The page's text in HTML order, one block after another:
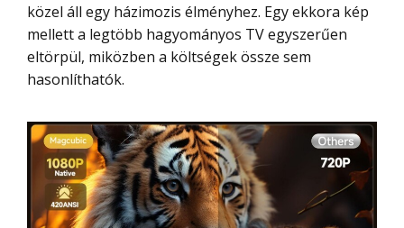
közel áll egy házimozis élményhez. Egy ekkora kép
mellett a legtöbb hagyományos TV egyszerűen
eltörpül, miközben a költségek össze sem
hasonlíthatók.